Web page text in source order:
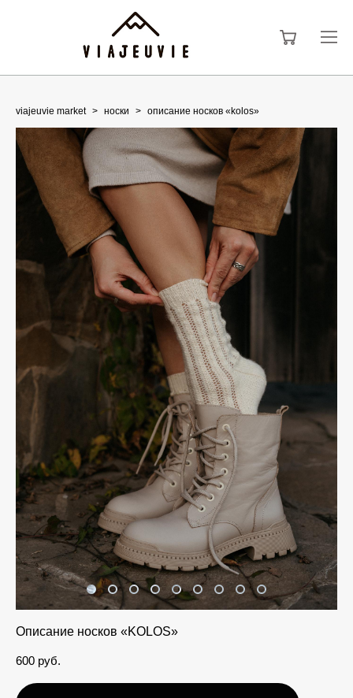
viajeuvie market > носки > описание носков «kolos»
Описание носков «KOLOS»
600 pуб.